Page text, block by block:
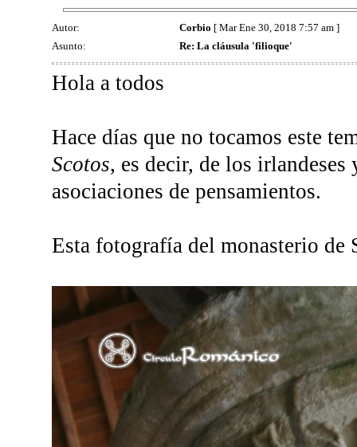
Autor: Corbio [ Mar Ene 30, 2018 7:57 am ]
Asunto:
Re: La cláusula 'filioque'
Hola a todos
Hace días que no tocamos este
Scotos, es decir, de los irlandeses
asociaciones de pensamientos.
Esta fotografía del monasterio